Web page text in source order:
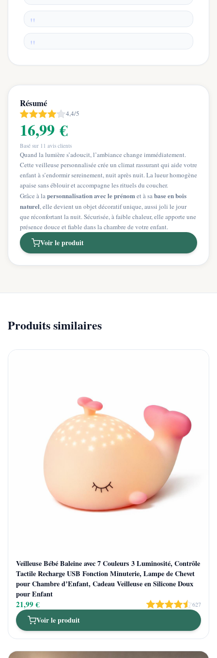
Résumé
4,4/5
16,99 €
Basé sur 11 avis clients
Quand la lumière s’adoucit, l’ambiance change immédiatement.
Cette veilleuse personnalisée crée un climat rassurant qui aide votre
enfant à s’endormir sereinement, nuit après nuit. La lueur homogène
apaise sans éblouir et accompagne les rituels du coucher.
Grâce à lapersonnalisation avec le prénomet à sabase en bois
naturel, elle devient un objet décoratif unique, aussi joli le jour
que réconfortant la nuit. Sécurisée, à faible chaleur, elle apporte une
présence douce et fiable dans la chambre de votre enfant.
Voir le produit
Produits similaires
Veilleuse Bébé Baleine avec 7 Couleurs 3 Luminosité, Contrôle
Tactile Recharge USB Fonction Minuterie, Lampe de Chevet
pour Chambre d’Enfant, Cadeau Veilleuse en Silicone Doux
pour Enfant
21,99 € 627
Voir le produit